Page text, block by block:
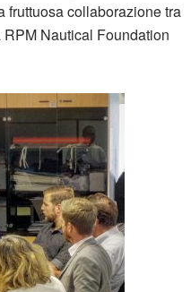
fruttuosa collaborazione tra
Nautical Foundation